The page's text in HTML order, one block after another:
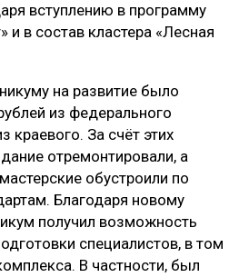
ПЛИТ
вступлению в программу
и в состав кластера «Лесная
на развитие было
из федерального
За счёт этих
отремонтировали, а
обустроили по
Благодаря новому
получил возможность
специалистов, в том
В частности, был